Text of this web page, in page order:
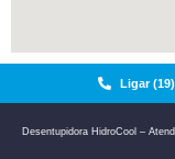
Ligar
Desentupidora HidroCool –